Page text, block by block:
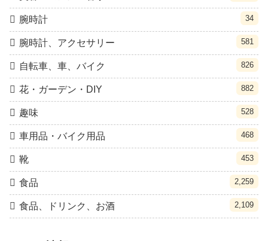
腕時計 34
腕時計、アクセサリー 581
自転車、車、バイク 826
花・ガーデン・DIY 882
趣味 528
車用品・バイク用品 468
靴 453
食品 2,259
食品、ドリンク、お酒 2,109